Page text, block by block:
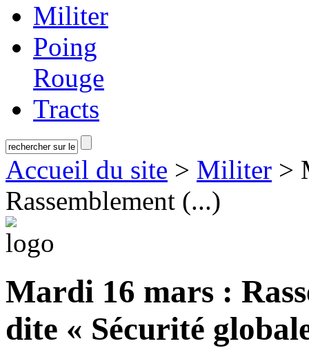
Militer
Poing
Rouge
Tracts
Accueil du site > Militer >
Rassemblement (...)
Mardi 16 mars :
dite « Sécurité